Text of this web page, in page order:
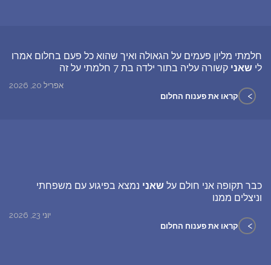
חלמתי מליון פעמים על הגאולה ואיך שהוא כל פעם בחלום אמרו
לי שאני קשורה עליה בתור ילדה בת 7 חלמתי על זה
אפריל 20, 2026
> קראו את פענוח החלום
כבר תקופה אני חולם על שאני נמצא בפיגוע עם משפחתי
וניצלים ממנו
יוני 23, 2026
> קראו את פענוח החלום